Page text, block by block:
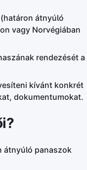
átnyúló
vagy Norvégiában
rendezését a
kívánt konkrét
dokumentumokat.
átnyúló panaszok